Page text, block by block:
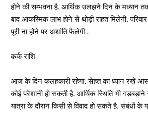
होने की सम्भवना है. आर्थिक उलझने दिन के मध्यान
बाद आकस्मिक लाभ होने से थोड़ी राहत मिलेगी.
पूरी ना होने पर अशांति फैलेगी .
कर्क राशि
आज के दिन कलहकारी रहेगा. सेहत का ध्यान रखें
कोई परेशानी हो सकती है. आर्थिक स्थिति भी
यात्रा के दौरान किसी से विवाद हो सकते है. संबंधों के